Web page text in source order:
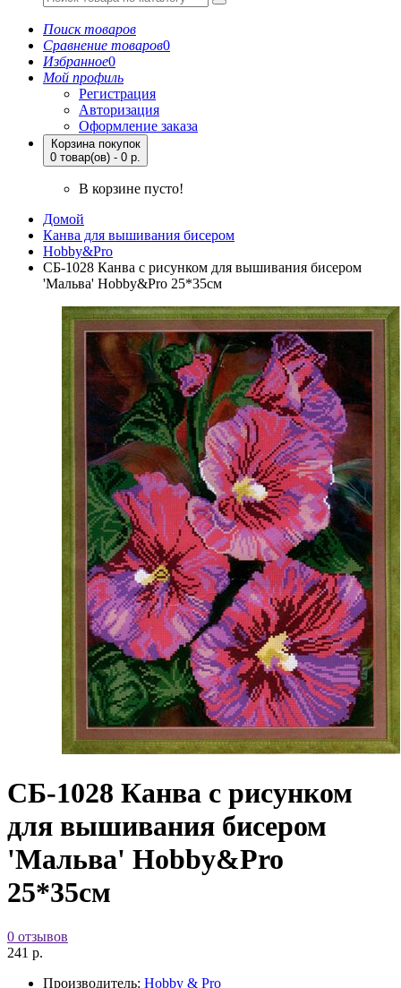
Поиск товаров
Сравнение товаров0
Избранное0
Мой профиль
Регистрация
Авторизация
Оформление заказа
Корзина покупок
0 товар(ов) - 0 р.
В корзине пусто!
Домой
Канва для вышивания бисером
Hobby&Pro
СБ-1028 Канва с рисунком для вышивания бисером
'Мальва' Hobby&Pro 25*35см
СБ-1028 Канва с рисунком
для вышивания бисером
'Мальва' Hobby&Pro
25*35см
0 отзывов
241 р.
Производитель: Hobby & Pro